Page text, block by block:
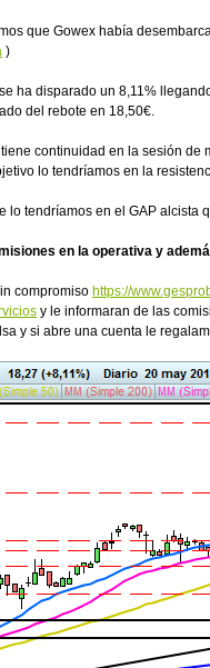
que Gowex había
)
ha disparado un 8,11%
del rebote en 18,50€.
continuidad en la sesión
lo tendríamos en la
lo tendríamos en el GAP alcista
en la operativa y
compromiso https://
y le informaran de las
y si abre una cuenta le